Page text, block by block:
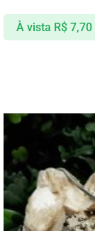
À vista R$7,70